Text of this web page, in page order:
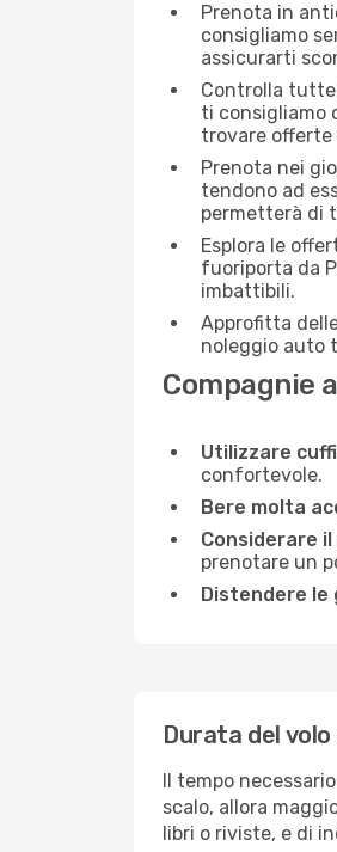
Prenota in
consigliamo
assicurarti
Controlla tutte
ti consigliamo
trovare offerte
Prenota nei
tendono ad
permetterà di
Esplora le
fuoriporta da
imbattibili.
Approfitta
noleggio auto
Compagnie
Utilizzare
confortevole.
Bere molta
Considerare
prenotare un
Distendere le
Durata del
Il tempo
scalo, allora
libri o riviste, e di